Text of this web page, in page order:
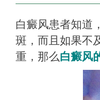
白癜风患者知道
斑，而且如果不
重，那么白癜风